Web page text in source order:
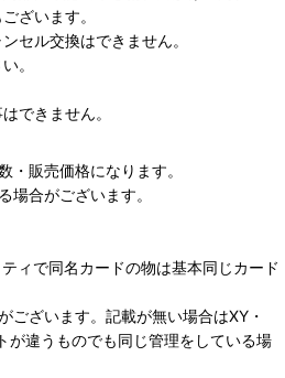
ざいます。
セル交換はできません。
。
できません。
・販売価格になります。
場合がございます。
ィで同名カードの物は基本同じカード
ございます。記載が無い場合はXY・
が違うものでも同じ管理をしている場